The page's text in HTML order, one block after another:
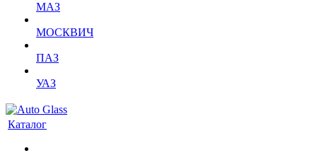
МАЗ
МОСКВИЧ
ПАЗ
УАЗ
Каталог